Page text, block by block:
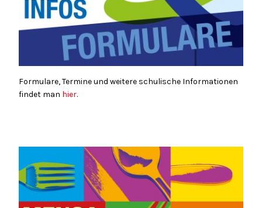
Formulare, Termine und weitere schulische Informationen
findet man hier.